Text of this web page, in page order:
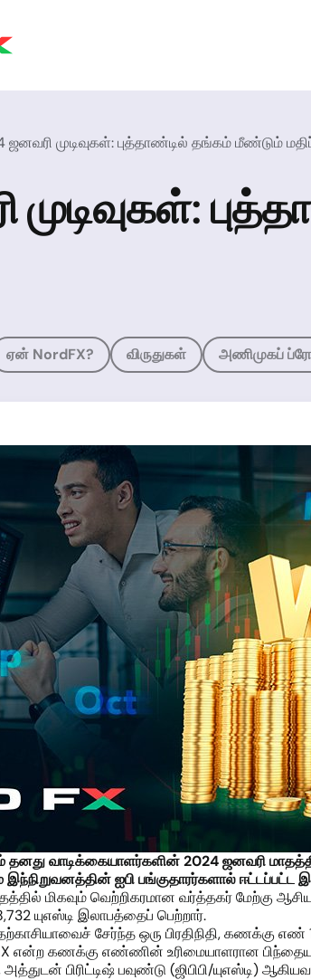
ஜனவரி முடிவுகள்: புத்தாண்டில் தங்கம் மீண்டும்
முடிவுகள்:
ஏன் NordFX? விருதுகள் அணிமுகப்
தனது வாடிக்கையாளர்களின் 2024ஜனவரி
இந்நிறுவனத்தின்ஐபிபங்குதாரர்களால்ஈட்டப்பட்டஇ
மிகவும் வெற்றிகரமான வர்த்தகர் மேற்கு
யுஎஸ்டி இலாபத்தைப் பெற்றார்.
சேர்ந்த ஒரு பிரதிநிதி, கணக்கு
என்ற கணக்கு எண்ணின் உரிமையாளரான
பிரிட்டிஷ் பவுண்டு (ஜிபிபி/யுஎஸ்டி)